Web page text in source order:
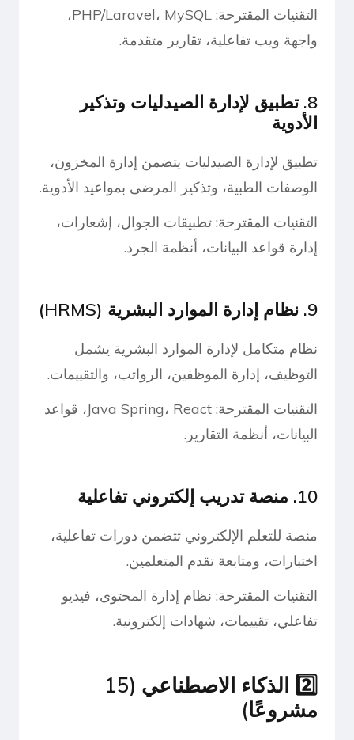
التقنيات المقترحة: PHP/Laravel، MySQL،
واجهة ويب تفاعلية، تقارير متقدمة.
8. تطبيق لإدارة الصيدليات وتذكير
الأدوية
تطبيق لإدارة الصيدليات يتضمن إدارة المخزون،
الوصفات الطبية، وتذكير المرضى بمواعيد الأدوية.
التقنيات المقترحة: تطبيقات الجوال، إشعارات،
إدارة قواعد البيانات، أنظمة الجرد.
9. نظام إدارة الموارد البشرية (HRMS)
نظام متكامل لإدارة الموارد البشرية يشمل
التوظيف، إدارة الموظفين، الرواتب، والتقييمات.
التقنيات المقترحة: Java Spring، React، قواعد
البيانات، أنظمة التقارير.
10. منصة تدريب إلكتروني تفاعلية
منصة للتعلم الإلكتروني تتضمن دورات تفاعلية،
اختبارات، ومتابعة تقدم المتعلمين.
التقنيات المقترحة: نظام إدارة المحتوى، فيديو
تفاعلي، تقييمات، شهادات إلكترونية.
2️⃣ الذكاء الاصطناعي (15
مشروعًا)